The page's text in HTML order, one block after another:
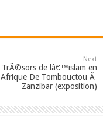
Next
TrÃ©sors de lâ€™islam en
Afrique De Tombouctou Ã
Zanzibar (exposition)